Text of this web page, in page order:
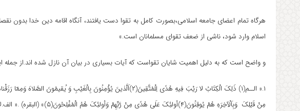
هرگاه تمام اعضای جامعه اسلامی،بصورت کامل به تقوا دست یافتند، آنگاه اقامه دین خدا بدون
اسلام وارد شود، ناشی از ضعف تقوای مسلمانان است.»
و واضح است که به دلیل اهمیت شایان تقواست که آیات بسیاری در بیان آن نازل شده اند.از جمله
مِنْ قَبْلِکَ وَبِاَلْآخِرَهِ هُمْ